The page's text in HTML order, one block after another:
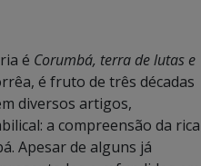
é Corumbá, terra de lutas e
é fruto de três décadas
diversos artigos,
a compreensão da rica
Apesar de alguns já